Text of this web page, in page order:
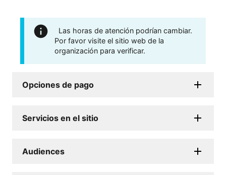
Las horas de atención podrían cambiar.
Por favor visite el sitio web de la
organización para verificar.
Opciones de pago
Servicios en el sitio
Audiences